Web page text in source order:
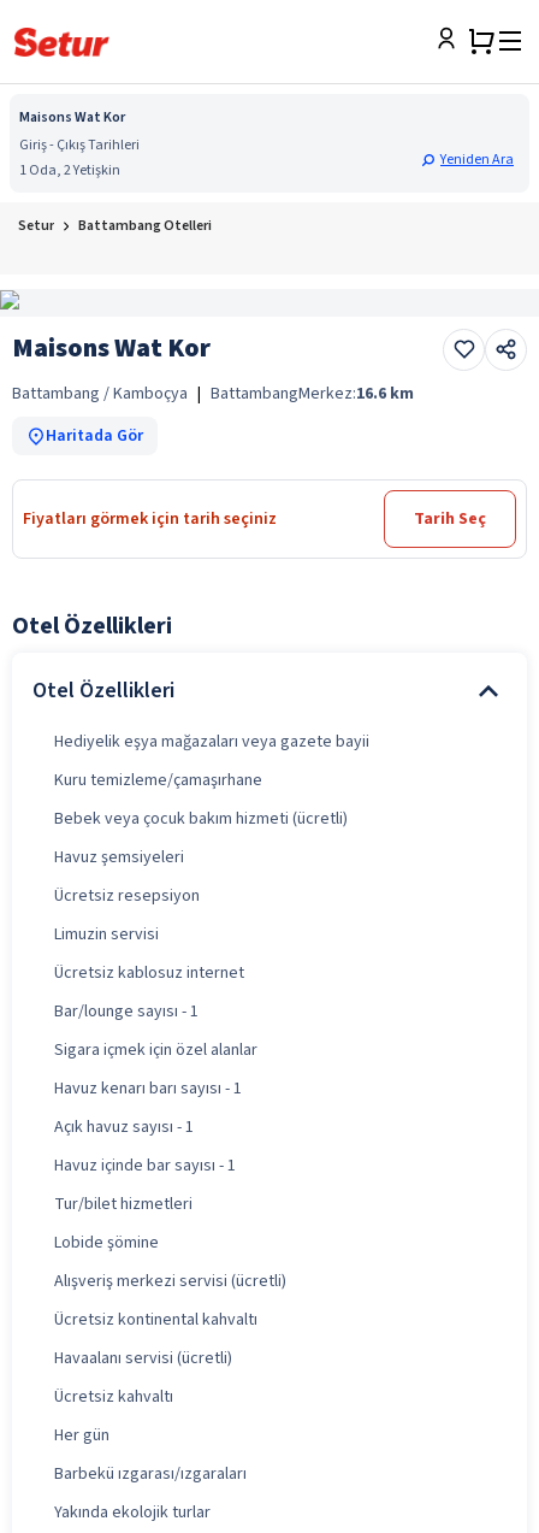
Maisons Wat Kor
Giriş - Çıkış Tarihleri
1 Oda, 2 Yetişkin
Yeniden Ara
Setur Battambang Otelleri
Maisons Wat Kor
Battambang / Kamboçya | BattambangMerkez:16.6 km
Haritada Gör
Fiyatları görmek için tarih seçiniz Tarih Seç
Otel Özellikleri
Otel Özellikleri
Hediyelik eşya mağazaları veya gazete bayii
Kuru temizleme/çamaşırhane
Bebek veya çocuk bakım hizmeti (ücretli)
Havuz şemsiyeleri
Ücretsiz resepsiyon
Limuzin servisi
Ücretsiz kablosuz internet
Bar/lounge sayısı - 1
Sigara içmek için özel alanlar
Havuz kenarı barı sayısı - 1
Açık havuz sayısı - 1
Havuz içinde bar sayısı - 1
Tur/bilet hizmetleri
Lobide şömine
Alışveriş merkezi servisi (ücretli)
Ücretsiz kontinental kahvaltı
Havaalanı servisi (ücretli)
Ücretsiz kahvaltı
Her gün
Barbekü ızgarası/ızgaraları
Yakında ekolojik turlar